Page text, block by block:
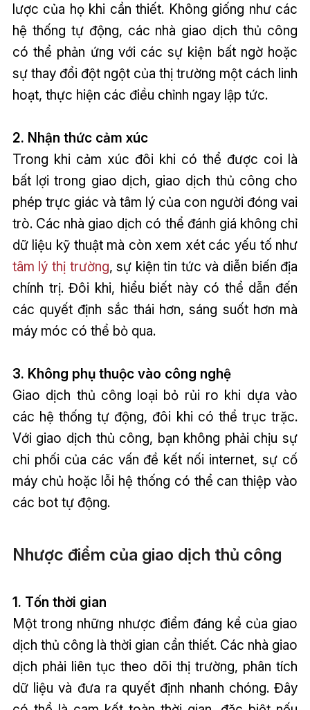
lược của họ khi cần thiết. Không giống như các
hệ thống tự động, các nhà giao dịch thủ công
có thể phản ứng với các sự kiện bất ngờ hoặc
sự thay đổi đột ngột của thị trường một cách linh
hoạt, thực hiện các điều chỉnh ngay lập tức.
2. Nhận thức cảm xúc
Trong khi cảm xúc đôi khi có thể được coi là
bất lợi trong giao dịch, giao dịch thủ công cho
phép trực giác và tâm lý của con người đóng vai
trò. Các nhà giao dịch có thể đánh giá không chỉ
dữ liệu kỹ thuật mà còn xem xét các yếu tố như
tâm lý thị trường, sự kiện tin tức và diễn biến địa
chính trị. Đôi khi, hiểu biết này có thể dẫn đến
các quyết định sắc thái hơn, sáng suốt hơn mà
máy móc có thể bỏ qua.
3. Không phụ thuộc vào công nghệ
Giao dịch thủ công loại bỏ rủi ro khi dựa vào
các hệ thống tự động, đôi khi có thể trục trặc.
Với giao dịch thủ công, bạn không phải chịu sự
chi phối của các vấn đề kết nối internet, sự cố
máy chủ hoặc lỗi hệ thống có thể can thiệp vào
các bot tự động.
Nhược điểm của giao dịch thủ công
1. Tốn thời gian
Một trong những nhược điểm đáng kể của giao
dịch thủ công là thời gian cần thiết. Các nhà giao
dịch phải liên tục theo dõi thị trường, phân tích
dữ liệu và đưa ra quyết định nhanh chóng. Đây